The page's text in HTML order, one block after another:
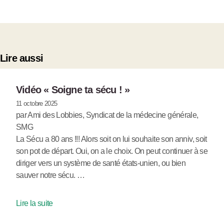
Lire aussi
Vidéo « Soigne ta sécu ! »
11 octobre 2025
par Ami des Lobbies, Syndicat de la médecine générale,
SMG
La Sécu a 80 ans !!! Alors soit on lui souhaite son anniv, soit
son pot de départ. Oui, on a le choix. On peut continuer à se
diriger vers un système de santé états-unien, ou bien
sauver notre sécu. …
Lire la suite